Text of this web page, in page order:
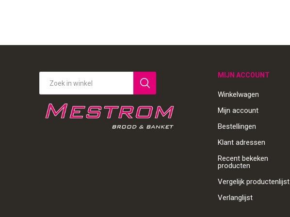
MIJN ACCOUNT
Winkelwagen
Mijn account
Bestellingen
Klant adressen
Recent bekeken
producten
Vergelijk productenlijst
Verlanglijst